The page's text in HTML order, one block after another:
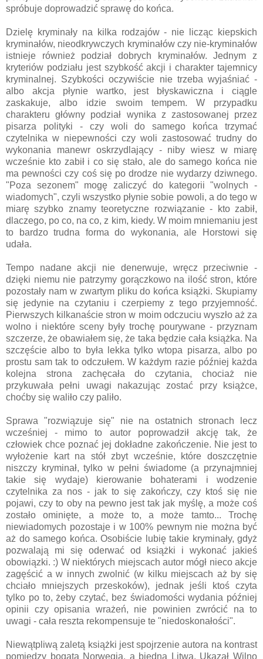
spróbuje doprowadzić sprawę do końca.
Dzielę kryminały na kilka rodzajów - nie licząc kiepskich
kryminałów, nieodkrywczych kryminałów czy nie-kryminałów
istnieje również podział dobrych kryminałów. Jednym z
kryteriów podziału jest szybkość akcji i charakter tajemnicy
kryminalnej. Szybkości oczywiście nie trzeba wyjaśniać -
albo akcja płynie wartko, jest błyskawiczna i ciągle
zaskakuje, albo idzie swoim tempem. W przypadku
charakteru główny podział wynika z zastosowanej przez
pisarza polityki - czy woli do samego końca trzymać
czytelnika w niepewności czy woli zastosować trudny do
wykonania manewr oskrzydlający - niby wiesz w miarę
wcześnie kto zabił i co się stało, ale do samego końca nie
ma pewności czy coś się po drodze nie wydarzy dziwnego.
"Poza sezonem" mogę zaliczyć do kategorii "wolnych -
wiadomych", czyli wszystko płynie sobie powoli, a do tego w
miarę szybko znamy teoretyczne rozwiązanie - kto zabił,
dlaczego, po co, na co, z kim, kiedy. W moim mniemaniu jest
to bardzo trudna forma do wykonania, ale Horstowi się
udała.
Tempo nadane akcji nie denerwuje, wręcz przeciwnie -
dzięki niemu nie patrzymy gorączkowo na ilość stron, które
pozostały nam w zwartym pliku do końca książki. Skupiamy
się jedynie na czytaniu i czerpiemy z tego przyjemność.
Pierwszych kilkanaście stron w moim odczuciu wyszło aż za
wolno i niektóre sceny były trochę pourywane - przyznam
szczerze, że obawiałem się, że taka będzie cała książka. Na
szczęście albo to była lekka tylko wtopa pisarza, albo po
prostu sam tak to odczułem. W każdym razie później każda
kolejna strona zachęcała do czytania, chociaż nie
przykuwała pełni uwagi nakazując zostać przy książce,
choćby się waliło czy paliło.
Sprawa "rozwiązuje się" nie na ostatnich stronach lecz
wcześniej - mimo to autor poprowadził akcję tak, że
człowiek chce poznać jej dokładne zakończenie. Nie jest to
wyłożenie kart na stół zbyt wcześnie, które doszczętnie
niszczy kryminał, tylko w pełni świadome (a przynajmniej
takie się wydaje) kierowanie bohaterami i wodzenie
czytelnika za nos - jak to się zakończy, czy ktoś się nie
pojawi, czy to oby na pewno jest tak jak myślę, a może coś
zostało ominięte, a może to, a może tamto... Trochę
niewiadomych pozostaje i w 100% pewnym nie można być
aż do samego końca. Osobiście lubię takie kryminały, gdyż
pozwalają mi się oderwać od książki i wykonać jakieś
obowiązki. :) W niektórych miejscach autor mógł nieco akcje
zagęścić a w innych zwolnić (w kilku miejscach aż by się
chciało mniejszych przeskoków), jednak jeśli ktoś czyta
tylko po to, żeby czytać, bez świadomości wydania później
opinii czy opisania wrażeń, nie powinien zwrócić na to
uwagi - cała reszta rekompensuje te "niedoskonałości".
Niewątpliwą zaletą książki jest spojrzenie autora na kontrast
pomiędzy bogatą Norwegią, a biedną Litwą. Ukazał Wilno